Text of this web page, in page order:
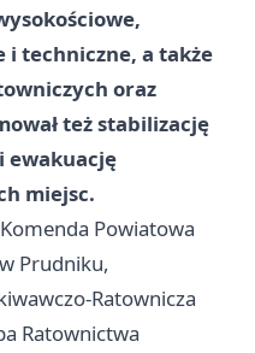
i techniczne, a także
oraz
też stabilizację
ewakuację
miejsc.
Powiatowa
Prudniku,
Ratownicza
Ratownictwa